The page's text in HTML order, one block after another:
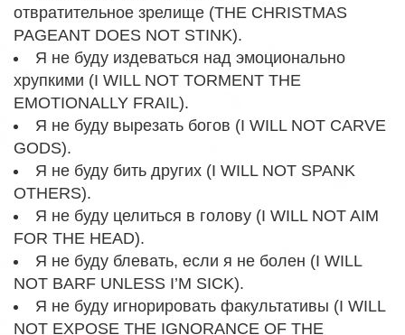
отвратительное зрелище (THE CHRISTMAS
PAGEANT DOES NOT STINK).
Я не буду издеваться над эмоционально
хрупкими (I WILL NOT TORMENT THE
EMOTIONALLY FRAIL).
Я не буду вырезать богов (I WILL NOT CARVE
GODS).
Я не буду бить других (I WILL NOT SPANK
OTHERS).
Я не буду целиться в голову (I WILL NOT AIM
FOR THE HEAD).
Я не буду блевать, если я не болен (I WILL
NOT BARF UNLESS I’M SICK).
Я не буду игнорировать факультативы (I WILL
NOT EXPOSE THE IGNORANCE OF THE